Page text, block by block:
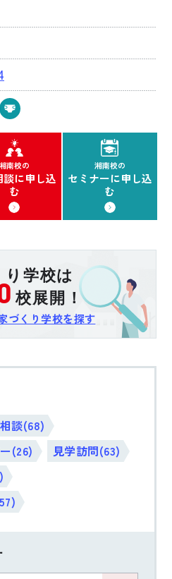
南校の
談に申し込
む
湘南校の
セミナーに申し込
む
り学校は
校展開！
づくり学校を探す
談(68)
(26)
見学訪問(63)